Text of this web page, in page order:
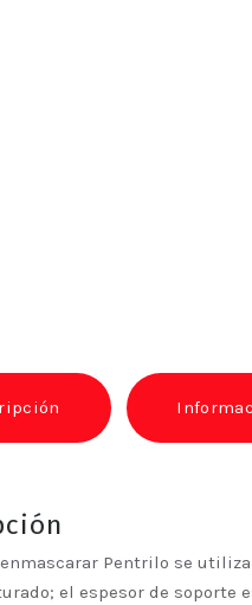
Pentrilo se
el espesor de soporte